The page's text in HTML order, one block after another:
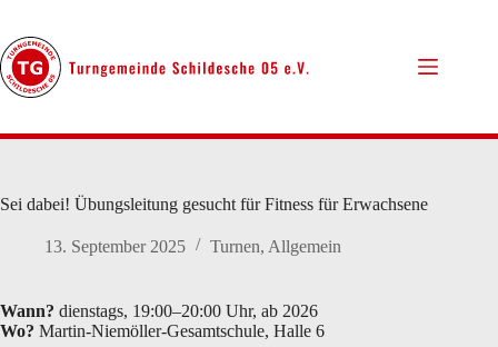
springen
Sei dabei! Übungsleitung gesucht für Fitness für Erwachsene
13. September 2025 Turnen, Allgemein
Wann? dienstags, 19:00–20:00 Uhr, ab 2026
Wo? Martin-Niemöller-Gesamtschule, Halle 6